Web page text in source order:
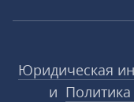
Юридическая
и